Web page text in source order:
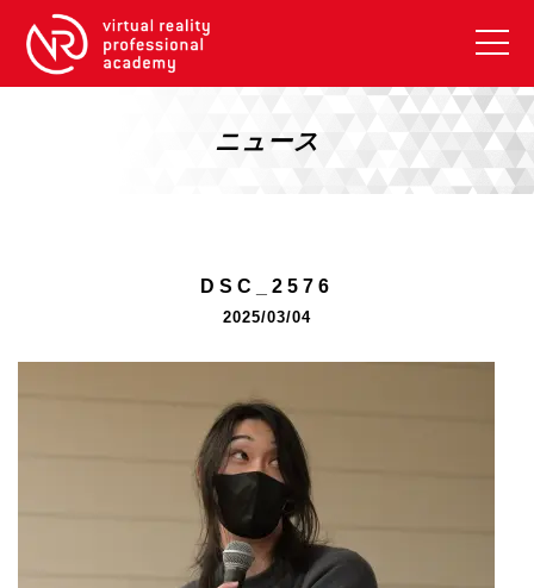
VRアカデミーとは
【2026年10月】ARエキスパートコース
《リスキリング補助金コース》
リスキリング補助金対象コース説明
U-15メタバースプログラミング講座
ニュース
DSC_2576
2025/03/04